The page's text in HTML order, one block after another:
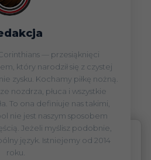
— przesiąknięci
który narodził się z czystej
zysku. Kochamy piłkę nożną.
nozdrza, płuca i wszystkie
To ona definiuje nas takimi,
nie jest naszym sposobem
Jeżeli myślisz podobnie,
język. Istniejemy od 2014
roku.